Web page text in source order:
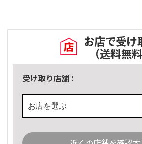
お店で受け
（送料無料
受け取り店舗：
お店を選ぶ